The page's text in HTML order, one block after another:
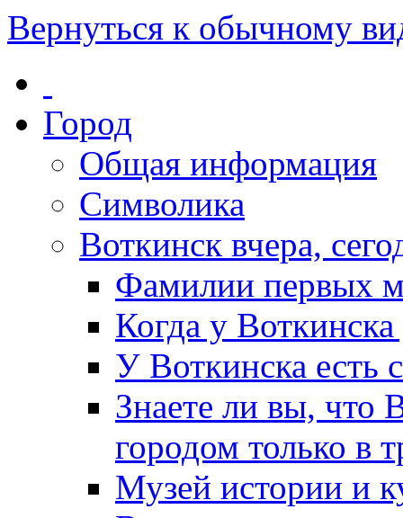
Вернуться к обычному
Город
Общая информация
Символика
Воткинск вчера,
Фамилии первых
Когда у
У Воткинска есть
Знаете ли вы, что
городом только в
Музей истории и